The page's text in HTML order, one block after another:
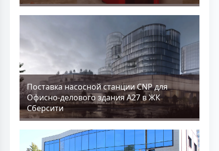
Поставка насосной станции CNP для
Офисно-делового здания А27 в ЖК
Сберсити